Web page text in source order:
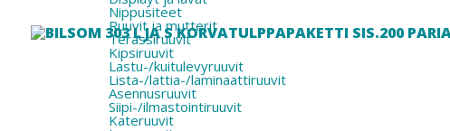
Nippusiteet
Ruuvit ja mutterit
Terassiruuvit
Kipsiruuvit
Lastu-/kuitulevyruuvit
Lista-/lattia-/laminaattiruuvit
Asennusruuvit
Siipi-/ilmastointiruuvit
Kateruuvit